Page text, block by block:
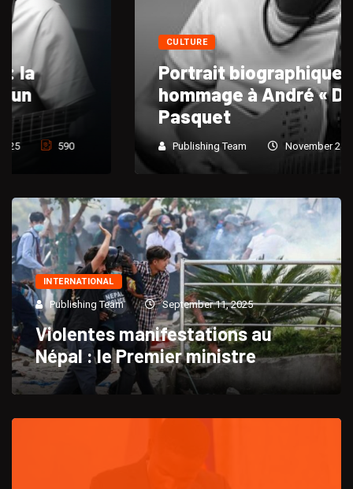
CULTURE
Portrait biographique et
hommage à André « Dadou »
Pasquet
Publishing Team November 24, 2025 764
INTERNATIONAL
Publishing Team September 11, 2025
Violentes manifestations au
Népal : le Premier ministre